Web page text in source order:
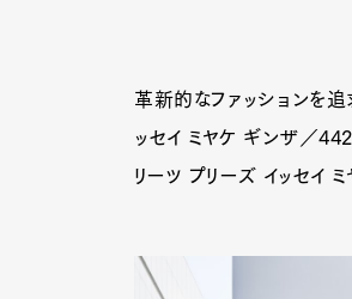
革新的なファッションを追
ッセイ ミヤケ ギンザ／
リーツ プリーズ イッセイ